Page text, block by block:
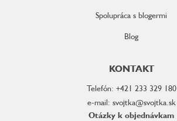
Spolupráca s blogermi
Blog
KONTAKT
Telefón: +421 233 329 180
e-mail: svojtka@svojtka.sk
Otázky k objednávkam